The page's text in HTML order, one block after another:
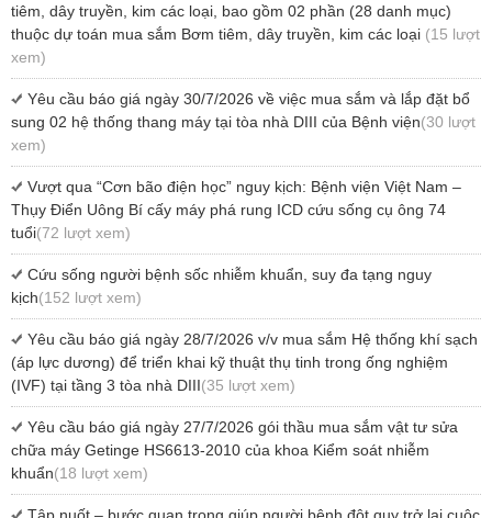
tiêm, dây truyền, kim các loại, bao gồm 02 phần (28 danh mục)
thuộc dự toán mua sắm Bơm tiêm, dây truyền, kim các loại (15 lượt
xem)
Yêu cầu báo giá ngày 30/7/2026 về việc mua sắm và lắp đặt bổ
sung 02 hệ thống thang máy tại tòa nhà DIII của Bệnh viện(30 lượt
xem)
Vượt qua “Cơn bão điện học” nguy kịch: Bệnh viện Việt Nam –
Thụy Điển Uông Bí cấy máy phá rung ICD cứu sống cụ ông 74
tuổi(72 lượt xem)
Cứu sống người bệnh sốc nhiễm khuẩn, suy đa tạng nguy
kịch(152 lượt xem)
Yêu cầu báo giá ngày 28/7/2026 v/v mua sắm Hệ thống khí sạch
(áp lực dương) để triển khai kỹ thuật thụ tinh trong ống nghiệm
(IVF) tại tầng 3 tòa nhà DIII(35 lượt xem)
Yêu cầu báo giá ngày 27/7/2026 gói thầu mua sắm vật tư sửa
chữa máy Getinge HS6613-2010 của khoa Kiểm soát nhiễm
khuẩn(18 lượt xem)
Tập nuốt – bước quan trọng giúp người bệnh đột quỵ trở lại cuộc